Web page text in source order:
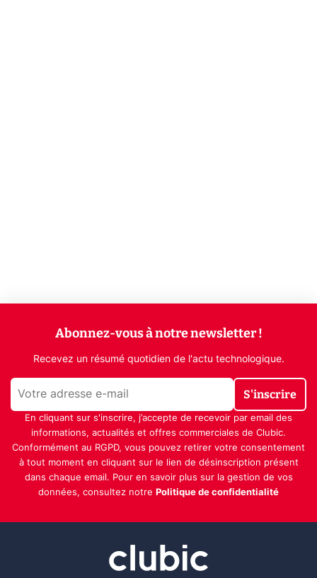
Abonnez-vous à notre newsletter !
Recevez un résumé quotidien de l'actu technologique.
S'inscrire
En cliquant sur s'inscrire, j’accepte de recevoir par email des
informations, actualités et offres commerciales de Clubic.
Conformément au RGPD, vous pouvez retirer votre consentement
à tout moment en cliquant sur le lien de désinscription présent
dans chaque email. Pour en savoir plus sur la gestion de vos
données, consultez notre Politique de confidentialité